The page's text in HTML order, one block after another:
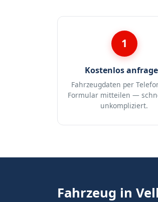
1
Kostenlos
Fahrzeugdaten per
Formular mitteilen —
unkompliziert.
Fahrzeug in